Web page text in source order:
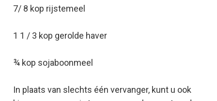
7/ 8 kop rijstemeel
1 1 / 3 kop gerolde haver
¾ kop sojaboonmeel
In plaats van slechts één vervanger, kunt u ook